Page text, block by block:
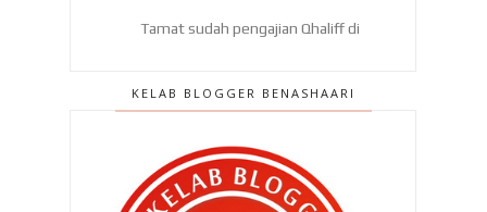
Tamat sudah pengajian Qhaliff di
Aku memang serius orangnya , di
Didik anak cari duit melancong
dengan menjual bara...
KELAB BLOGGER BENASHAARI